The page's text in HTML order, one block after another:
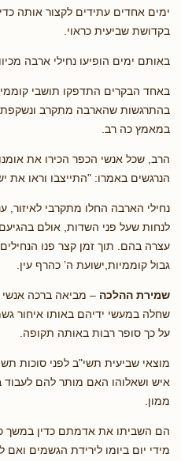
ימים אחדים עתידים לקצור אותה
בקדושת שביעית כראוי.
באותם ימים הופיעו נחילי ארבה
באחד הבקרים התדפקו תושבי
בהתרגשות שהארבה מתקרב ונשקפת
במאמץ כה רב.
הרב, שכל אנשי הכפר הכירו את
הנרגשים באמרו: "התייצבו וראו את
נחילי הארבה החלו מתקרבי לאיזור,
לנחות שעל פני השדות, אולם
עצרה בהם. תוך זמן קצר פנו
גבול קוממיות,ישועת ה’ כהרף עין.
שמירת ההלכה – מביאה ברכה אנשי
שחלה במעשי ידיהם באותו איחור
על כך סופר רבות באותה תקופה.
מוצאי שביעית תשי"ב לפני סוכות
איש ושאלוהו האם מותר להם
ממון.
הם השביתו את אדמתם כדין
מידי יום ביומו לירידת הגשמים ואם